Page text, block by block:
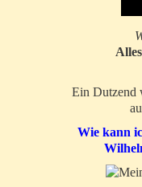
Ein Dutzend
Wie kann